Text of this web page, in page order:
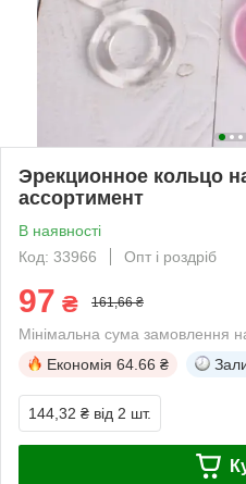
Эрекционное кольцо
ассортимент
В наявності
Код: 33966
Опт і роздріб
97 ₴ 161,66 ₴
Мінімальна сума замовлення
Економія 64.66 ₴
144,32 ₴ від 2 шт.